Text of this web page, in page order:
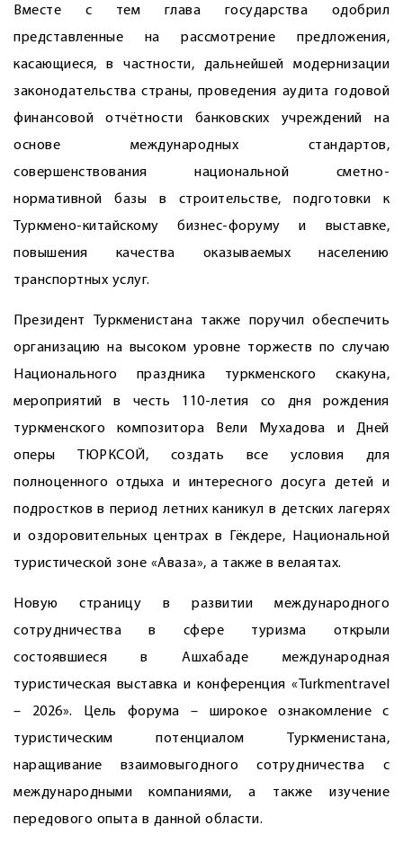
Вместе с тем глава государства одобрил
представленные на рассмотрение предложения,
касающиеся, в частности, дальнейшей модернизации
законодательства страны, проведения аудита годовой
финансовой отчётности банковских учреждений на
основе международных стандартов,
совершенствования национальной сметно-
нормативной базы в строительстве, подготовки к
Туркмено-китайскому бизнес-форуму и выставке,
повышения качества оказываемых населению
транспортных услуг.
Президент Туркменистана также поручил обеспечить
организацию на высоком уровне торжеств по случаю
Национального праздника туркменского скакуна,
мероприятий в честь 110-летия со дня рождения
туркменского композитора Вели Мухадова и Дней
оперы ТЮРКСОЙ, создать все условия для
полноценного отдыха и интересного досуга детей и
подростков в период летних каникул в детских лагерях
и оздоровительных центрах в Гёкдере, Национальной
туристической зоне «Аваза», а также в велаятах.
Новую страницу в развитии международного
сотрудничества в сфере туризма открыли
состоявшиеся в Ашхабаде международная
туристическая выставка и конференция «Turkmentravel
– 2026». Цель форума – широкое ознакомление с
туристическим потенциалом Туркменистана,
наращивание взаимовыгодного сотрудничества с
международными компаниями, а также изучение
передового опыта в данной области.